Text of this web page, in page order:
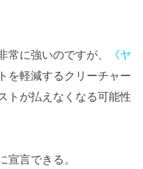
に強いのですが、
《ヤ
を軽減するクリーチャー
トが払えなくなる可能性
宣言できる。